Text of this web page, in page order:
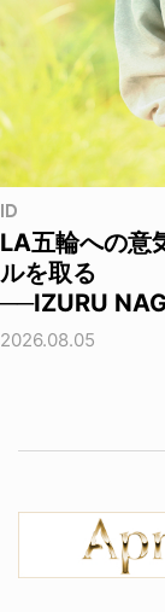
ID
LA五輪への意
ルを取る
──IZURU
2026.08.05